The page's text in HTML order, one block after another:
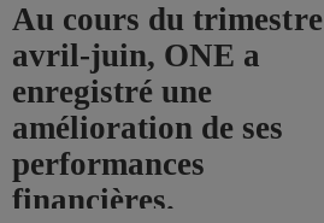
Au cours du trimestre
avril-juin, ONE a
enregistré une
amélioration de ses
performances
financières.